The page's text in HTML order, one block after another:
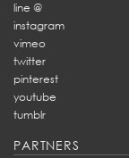
line @
instagram
vimeo
twitter
pinterest
youtube
tumblr
PARTNERS